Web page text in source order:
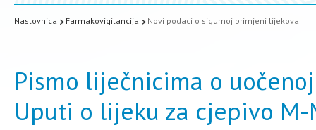
Naslovnica Farmakovigilancija Novi podaci o sigurnoj primjeni lijekova
Pismo liječnicima o
Uputi o lijeku za cjepivo M-